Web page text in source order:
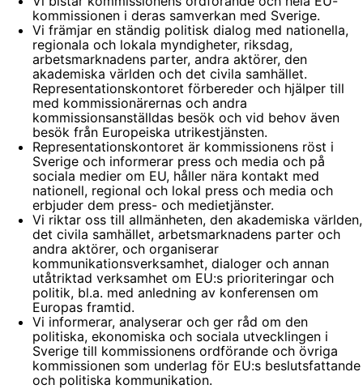
kommissionen i deras samverkan med Sverige.
Vi främjar en ständig politisk dialog med nationella,
regionala och lokala myndigheter, riksdag,
arbetsmarknadens parter, andra aktörer, den
akademiska världen och det civila samhället.
Representationskontoret förbereder och hjälper till
med kommissionärernas och andra
kommissionsanställdas besök och vid behov även
besök från Europeiska utrikestjänsten.
Representationskontoret är kommissionens röst i
Sverige och informerar press och media och på
sociala medier om EU, håller nära kontakt med
nationell, regional och lokal press och media och
erbjuder dem press- och medietjänster.
Vi riktar oss till allmänheten, den akademiska världen,
det civila samhället, arbetsmarknadens parter och
andra aktörer, och organiserar
kommunikationsverksamhet, dialoger och annan
utåtriktad verksamhet om EU:s prioriteringar och
politik, bl.a. med anledning av konferensen om
Europas framtid.
Vi informerar, analyserar och ger råd om den
politiska, ekonomiska och sociala utvecklingen i
Sverige till kommissionens ordförande och övriga
kommissionen som underlag för EU:s beslutsfattande
och politiska kommunikation.